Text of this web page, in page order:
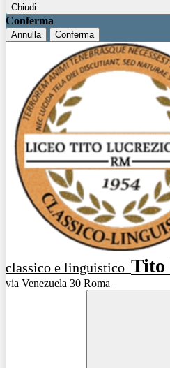
Chiudi
Conferma
Annulla Conferma
classico e linguistico Tito
via Venezuela 30 Roma